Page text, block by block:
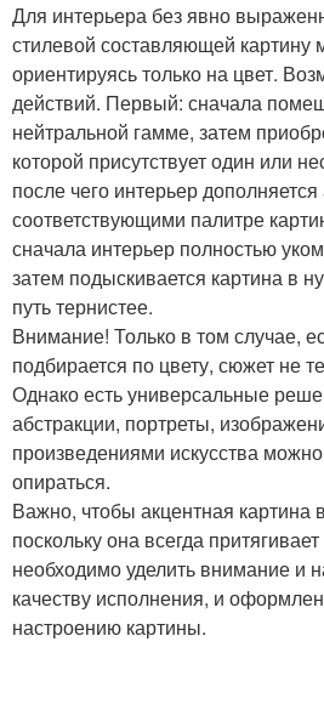
Для интерьера без явно
стилевой составляющей картину
ориентируясь только на цвет.
действий. Первый: сначала
нейтральной гамме, затем
которой присутствует один или
после чего интерьер
соответствующими палитре
сначала интерьер полностью
затем подыскивается картина в
путь тернистее.
Внимание! Только в том случае,
подбирается по цвету, сюжет не
Однако есть универсальные
абстракции, портреты,
произведениями искусства
опираться.
Важно, чтобы акцентная картина
поскольку она всегда
необходимо уделить внимание и
качеству исполнения, и
настроению картины.